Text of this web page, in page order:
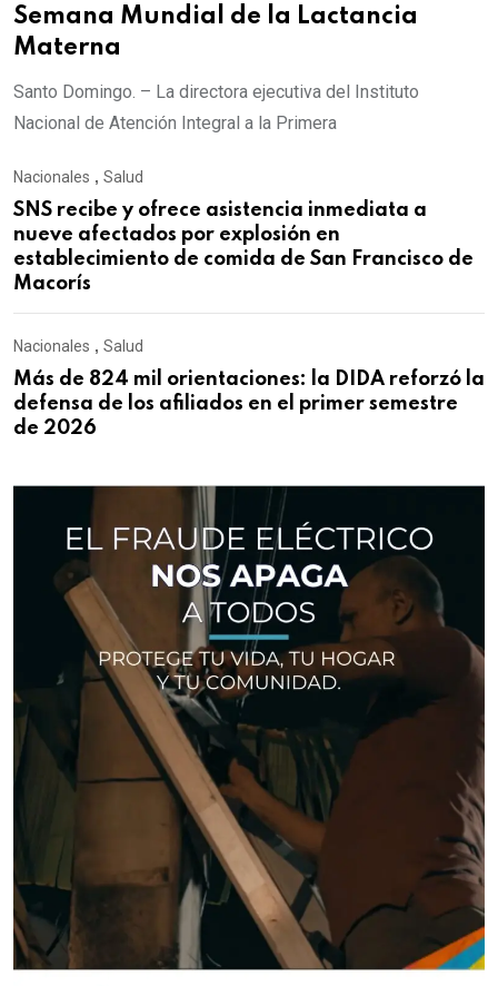
Semana Mundial de la Lactancia
Materna
Santo Domingo. – La directora ejecutiva del Instituto
Nacional de Atención Integral a la Primera
Nacionales , Salud
SNS recibe y ofrece asistencia inmediata a
nueve afectados por explosión en
establecimiento de comida de San Francisco de
Macorís
Nacionales , Salud
Más de 824 mil orientaciones: la DIDA reforzó la
defensa de los afiliados en el primer semestre
de 2026